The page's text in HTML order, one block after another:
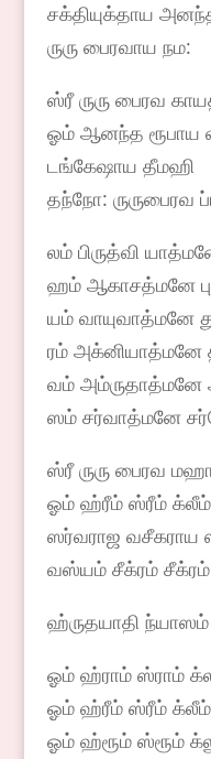
சக்தியுக்தாய
ருரு பைரவாய நம:
ஸ்ரீ ருரு பைரவ
ஓம் ஆனந்த ரூபாய
டங்கேஷாய தீமஹி
தந்நோ: ருருபைரவ
லம் பிருத்வி
ஹம் ஆகாசத்மனே
யம் வாயுவாத்மனே
ரம் அக்னியாத்மனே
வம் அம்ருதாத்மனே
ஸம் சர்வாத்மனே
ஸ்ரீ ருரு பைரவ
ஓம் ஹ்ரீம் ஸ்ரீம்
ஸர்வராஜ
வஸ்யம் சீக்ரம்
ஹ்ருதயாதி ந்யாஸம்
ஓம் ஹ்ராம் ஸ்ராம்
ஓம் ஹ்ரீம் ஸ்ரீம் க்லீம்
ஓம் ஹ்ரூம் ஸ்ரூம்